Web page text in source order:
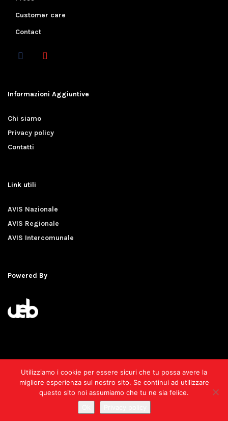
Customer care
Contact
Informazioni Aggiuntive
Chi siamo
Privacy policy
Contatti
Link utili
AVIS Nazionale
AVIS Regionale
AVIS Intercomunale
Powered By
AVIS Provinciale Torino O.d.V. - Via Piave, 54 10044 Pianezza
(TO) - CF 80085960013 - iscr. al RUNTS n. 89366 del
19/12/2022 - D.D. Reg. Piem. n. 2507/A1419A/2022
Utilizziamo i cookie per essere sicuri che tu possa avere la
migliore esperienza sul nostro sito. Se continui ad utilizzare
questo sito noi assumiamo che tu ne sia felice.